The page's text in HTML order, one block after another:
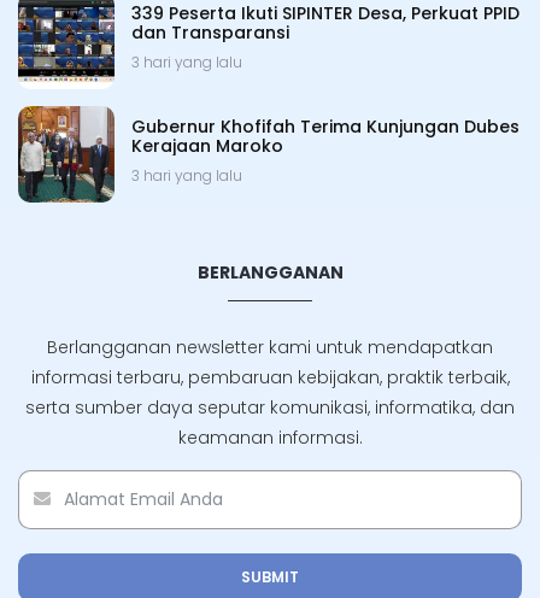
339 Peserta Ikuti SIPINTER Desa, Perkuat PPID
dan Transparansi
3 hari yang lalu
Gubernur Khofifah Terima Kunjungan Dubes
Kerajaan Maroko
3 hari yang lalu
BERLANGGANAN
Berlangganan newsletter kami untuk mendapatkan
informasi terbaru, pembaruan kebijakan, praktik terbaik,
serta sumber daya seputar komunikasi, informatika, dan
keamanan informasi.
SUBMIT